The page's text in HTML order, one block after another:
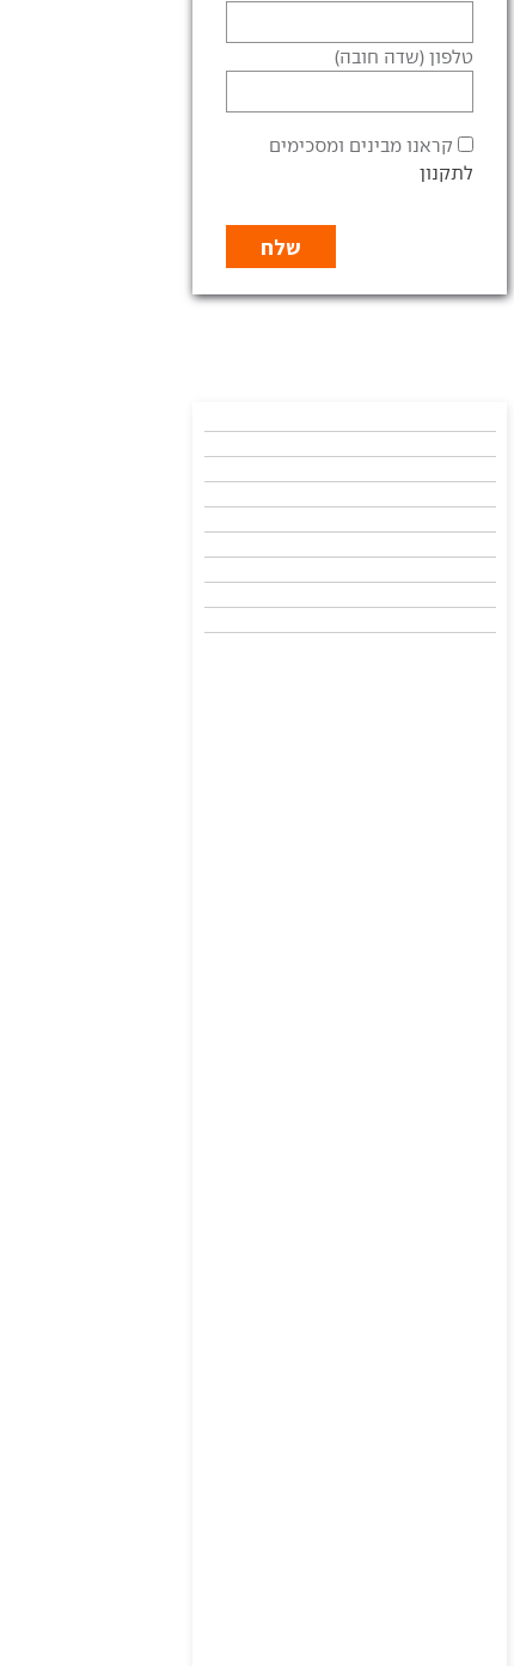
טלפון (שדה חובה)
קראנו מבינים ומסכימים
לתקנון